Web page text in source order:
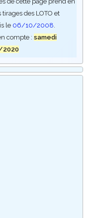
des LOTO et
le 06/10/2008.
compte :samedi
2020